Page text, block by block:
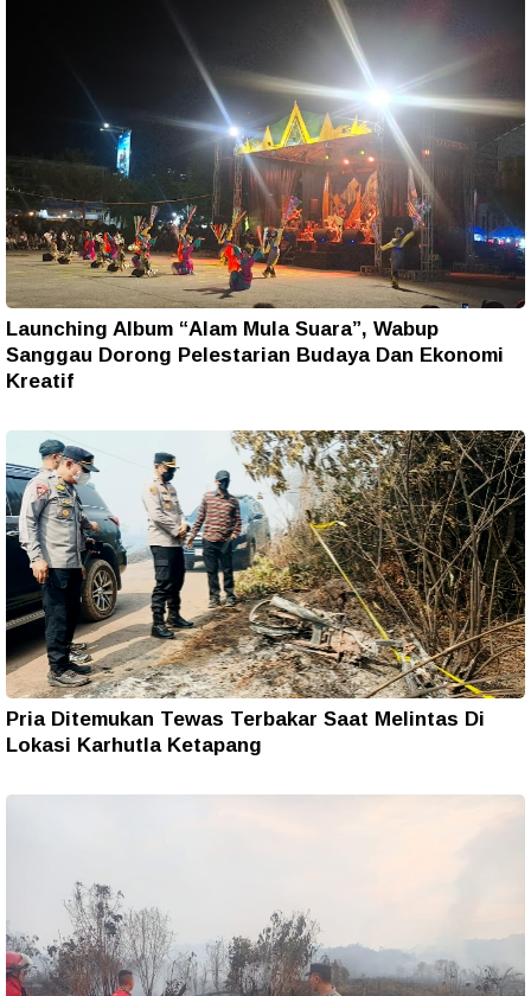
Launching Album “Alam Mula Suara”, Wabup
Sanggau Dorong Pelestarian Budaya Dan Ekonomi
Kreatif
Pria Ditemukan Tewas Terbakar Saat Melintas Di
Lokasi Karhutla Ketapang